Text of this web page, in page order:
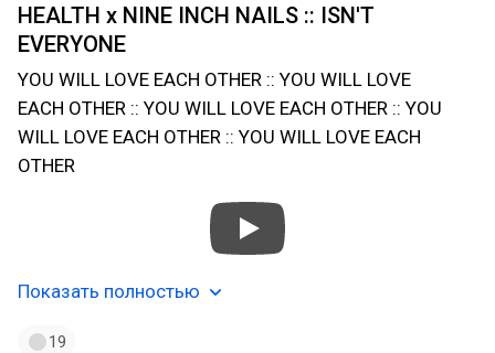
HEALTH x NINE INCH NAILS :: ISN'T
EVERYONE
YOU WILL LOVE EACH OTHER :: YOU WILL LOVE
EACH OTHER :: YOU WILL LOVE EACH OTHER :: YOU
WILL LOVE EACH OTHER :: YOU WILL LOVE EACH
OTHER
Показать полностью
19